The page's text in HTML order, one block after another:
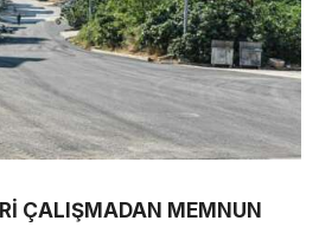
ÇALIŞMADAN MEMNUN